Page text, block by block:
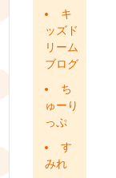
キ
ッズド
リーム
ブログ
ち
ゅーり
っぷ
す
みれ